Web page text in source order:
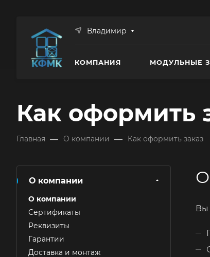
Владимир
КОМПАНИЯ МОДУЛЬНЫЕ
Как оформить
Главная — О компании — Как оформить заказ
Вы
О компании
О компании
Сертификаты
Реквизиты
Гарантии
Доставка и монтаж